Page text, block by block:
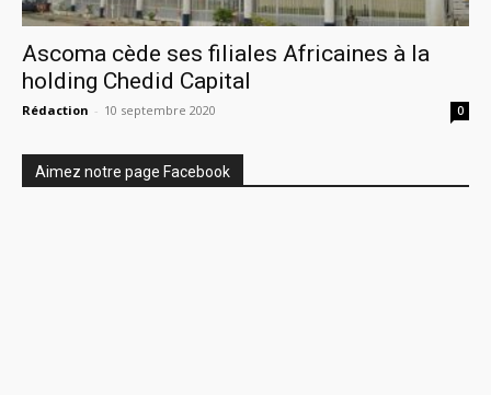
Ascoma cède ses filiales Africaines à la
holding Chedid Capital
Rédaction - 10 septembre 2020 0
Aimez notre page Facebook